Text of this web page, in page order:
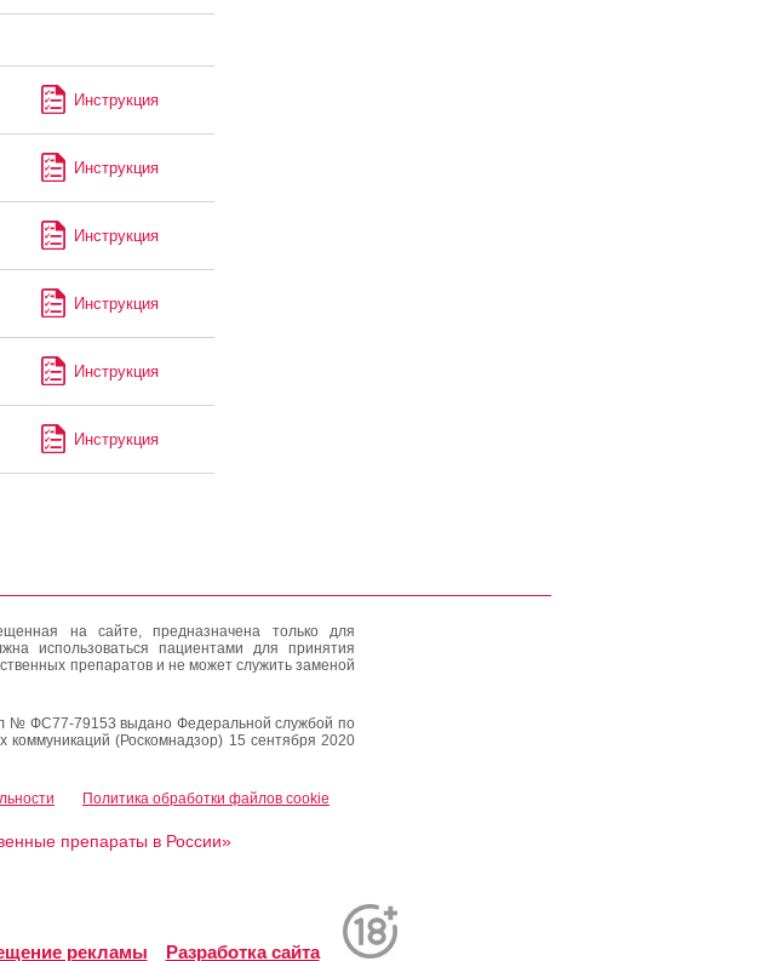
Инструкция
Инструкция
Инструкция
Инструкция
Инструкция
Инструкция
на сайте, предназначена только для
использоваться пациентами для принятия
препаратов и не может служить заменой
№ ФС77-79153 выдано Федеральной службой по
(Роскомнадзор) 15 сентября 2020
Политика обработки файлов cookie
препараты в России»
рекламы Разработка сайта